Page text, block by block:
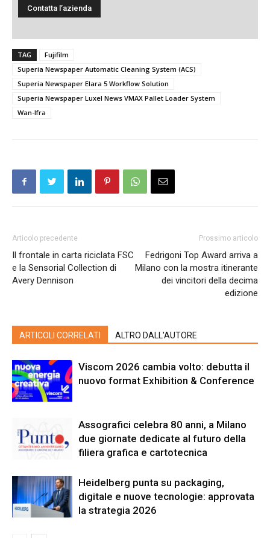
TAG
Fujifilm
Superia Newspaper Automatic Cleaning System (ACS)
Superia Newspaper Elara 5 Workflow Solution
Superia Newspaper Luxel News VMAX Pallet Loader System
Wan-Ifra
Articolo precedente
Il frontale in carta riciclata FSC
e la Sensorial Collection di
Avery Dennison
Prossimo articolo
Fedrigoni Top Award arriva a
Milano con la mostra itinerante
dei vincitori della decima
edizione
ARTICOLI CORRELATI ALTRO DALL'AUTORE
Viscom 2026 cambia volto: debutta il
nuovo format Exhibition & Conference
Assografici celebra 80 anni, a Milano
due giornate dedicate al futuro della
filiera grafica e cartotecnica
Heidelberg punta su packaging,
digitale e nuove tecnologie: approvata
la strategia 2026